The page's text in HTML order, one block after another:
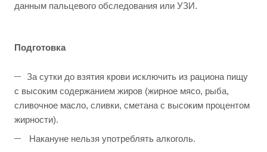
данным пальцевого обследования или УЗИ.
Подготовка
За сутки до взятия крови исключить из рациона пищу
с высоким содержанием жиров (жирное мясо, рыба,
сливочное масло, сливки, сметана с высоким процентом
жирности).
Накануне нельзя употреблять алкоголь.